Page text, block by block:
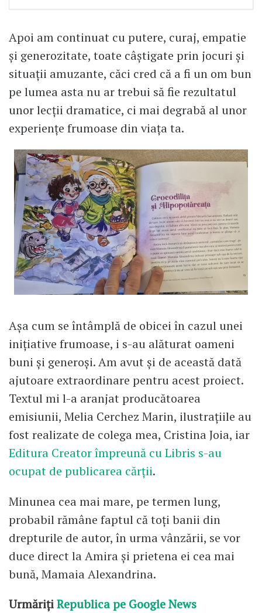
Apoi am continuat cu putere, curaj, empatie
și generozitate, toate câștigate prin jocuri și
situații amuzante, căci cred că a fi un om bun
pe lumea asta nu ar trebui să fie rezultatul
unor lecții dramatice, ci mai degrabă al unor
experiențe frumoase din viața ta.
Așa cum se întâmplă de obicei în cazul unei
inițiative frumoase, i s-au alăturat oameni
buni și generoși. Am avut și de această dată
ajutoare extraordinare pentru acest proiect.
Textul mi l-a aranjat producătoarea
emisiunii, Melia Cerchez Marin, ilustrațiile au
fost realizate de colega mea, Cristina Joia, iar
Editura Creator împreună cu Libris s-au
ocupat de publicarea cărții.
Minunea cea mai mare, pe termen lung,
probabil rămâne faptul că toți banii din
drepturile de autor, în urma vânzării, se vor
duce direct la Amira și prietena ei cea mai
bună, Mamaia Alexandrina.
UrmărițiRepublica pe Google News